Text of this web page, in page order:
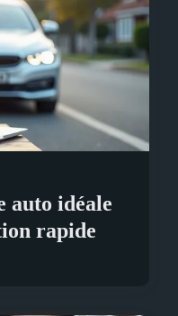
auto idéale
rapide